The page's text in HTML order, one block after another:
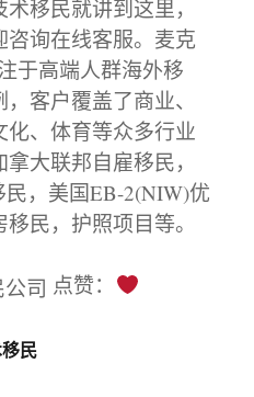
移民就讲到这里，
询在线客服。麦克
于高端人群海外移
客户覆盖了商业、
、体育等众多行业
大联邦自雇移民，
，美国EB-2(NIW)优
民，护照项目等。
点赞：
民